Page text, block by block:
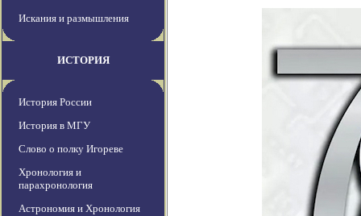
Искания и размышления
ИСТОРИЯ
История России
История в МГУ
Слово о полку Игореве
Хронология и
парахронология
Астрономия и Хронология